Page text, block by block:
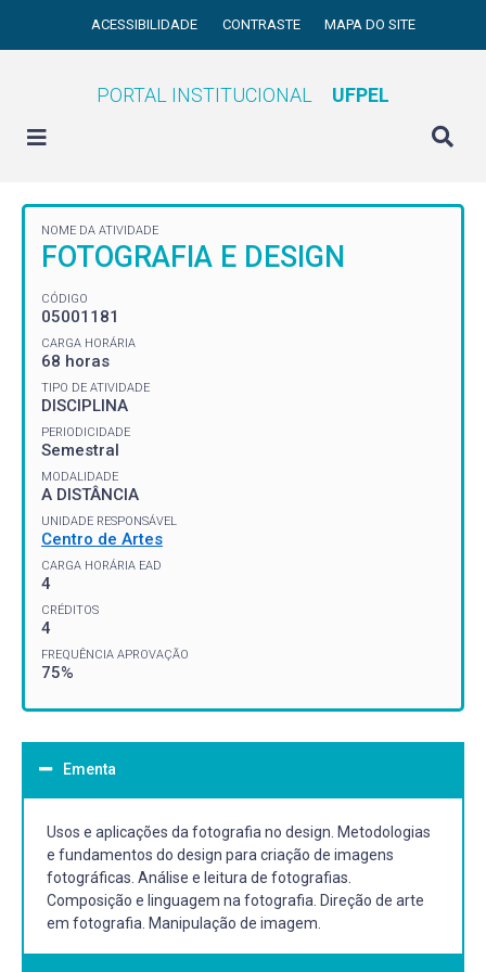
ACESSIBILIDADE CONTRASTE MAPA DO SITE
PORTAL INSTITUCIONAL UFPEL
NOME DA ATIVIDADE
FOTOGRAFIA E DESIGN
CÓDIGO
05001181
CARGA HORÁRIA
68 horas
TIPO DE ATIVIDADE
DISCIPLINA
PERIODICIDADE
Semestral
MODALIDADE
A DISTÂNCIA
UNIDADE RESPONSÁVEL
Centro de Artes
CARGA HORÁRIA EAD
4
CRÉDITOS
4
FREQUÊNCIA APROVAÇÃO
75%
Ementa
Usos e aplicações da fotografia no design. Metodologias
e fundamentos do design para criação de imagens
fotográficas. Análise e leitura de fotografias.
Composição e linguagem na fotografia. Direção de arte
em fotografia. Manipulação de imagem.